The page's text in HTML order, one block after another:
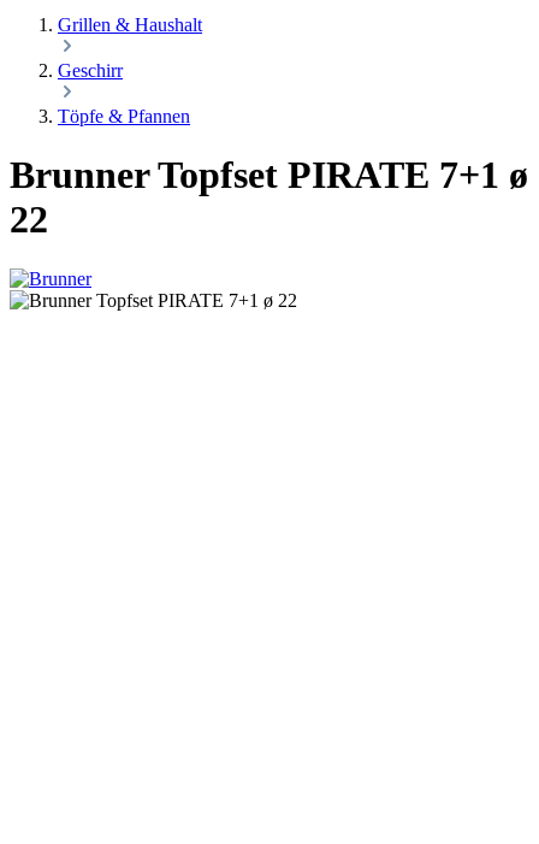
Grillen & Haushalt
Geschirr
Töpfe & Pfannen
Brunner Topfset PIRATE 7+1 ø
22